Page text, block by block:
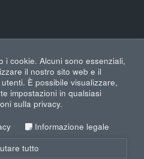
i cookie. Alcuni sono essenziali,
il nostro sito web e il
È possibile visualizzare,
impostazioni in qualsiasi
sulla privacy.
Informazione legale
tutto